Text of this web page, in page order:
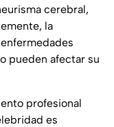
cerebral,
la
pueden afectar su
profesional
es